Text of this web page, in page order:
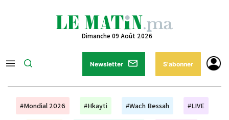
Dimanche 09 Août 2026
Newsletter S'abonner
#Mondial 2026 #Hkayti #Wach Bessah #LIVE